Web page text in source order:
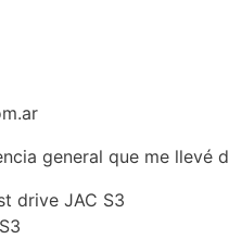
general que me llevé